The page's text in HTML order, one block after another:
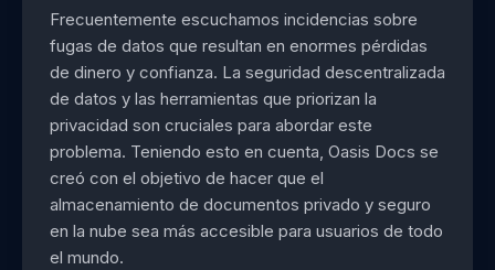
Frecuentemente escuchamos incidencias sobre
fugas de datos que resultan en enormes pérdidas
de dinero y confianza. La seguridad descentralizada
de datos y las herramientas que priorizan la
privacidad son cruciales para abordar este
problema. Teniendo esto en cuenta, Oasis Docs se
creó con el objetivo de hacer que el
almacenamiento de documentos privado y seguro
en la nube sea más accesible para usuarios de todo
el mundo.